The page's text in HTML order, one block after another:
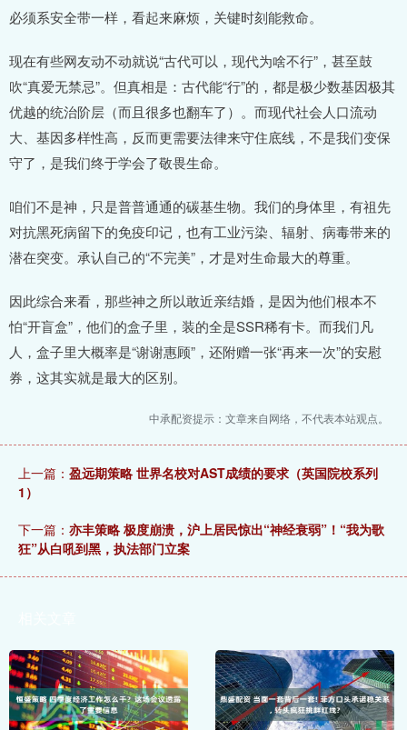
必须系安全带一样，看起来麻烦，关键时刻能救命。
现在有些网友动不动就说“古代可以，现代为啥不行”，甚至鼓
吹“真爱无禁忌”。但真相是：古代能“行”的，都是极少数基因极其
优越的统治阶层（而且很多也翻车了）。而现代社会人口流动
大、基因多样性高，反而更需要法律来守住底线，不是我们变保
守了，是我们终于学会了敬畏生命。
咱们不是神，只是普普通通的碳基生物。我们的身体里，有祖先
对抗黑死病留下的免疫印记，也有工业污染、辐射、病毒带来的
潜在突变。承认自己的“不完美”，才是对生命最大的尊重。
因此综合来看，那些神之所以敢近亲结婚，是因为他们根本不
怕“开盲盒”，他们的盒子里，装的全是SSR稀有卡。而我们凡
人，盒子里大概率是“谢谢惠顾”，还附赠一张“再来一次”的安慰
券，这其实就是最大的区别。
中承配资提示：文章来自网络，不代表本站观点。
上一篇： 盈远期策略 世界名校对AST成绩的要求（英国院校系列
1）
下一篇： 亦丰策略 极度崩溃，沪上居民惊出“神经衰弱”！“我为歌
狂”从白吼到黑，执法部门立案